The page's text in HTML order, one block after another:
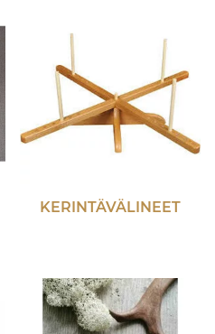
KERINTÄVÄLINEET